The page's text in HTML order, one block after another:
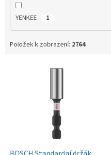
YENKEE 1
Položek k zobrazení: 2764